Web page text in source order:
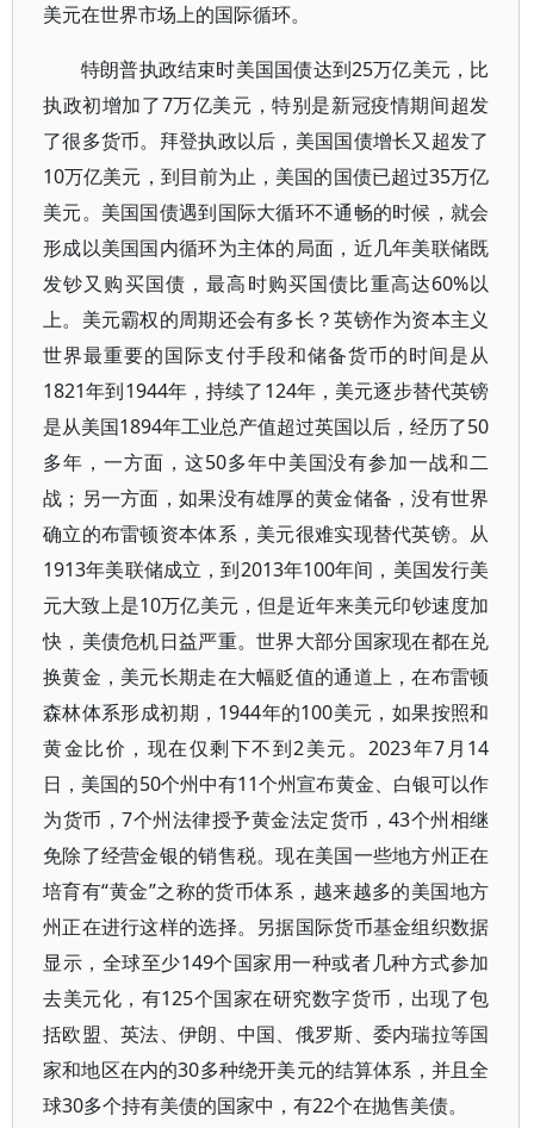
美元在世界市场上的国际循环。
特朗普执政结束时美国国债达到25万亿美元，比
执政初增加了7万亿美元，特别是新冠疫情期间超发
了很多货币。拜登执政以后，美国国债增长又超发了
10万亿美元，到目前为止，美国的国债已超过35万亿
美元。美国国债遇到国际大循环不通畅的时候，就会
形成以美国国内循环为主体的局面，近几年美联储既
发钞又购买国债，最高时购买国债比重高达60%以
上。美元霸权的周期还会有多长？英镑作为资本主义
世界最重要的国际支付手段和储备货币的时间是从
1821年到1944年，持续了124年，美元逐步替代英镑
是从美国1894年工业总产值超过英国以后，经历了50
多年，一方面，这50多年中美国没有参加一战和二
战；另一方面，如果没有雄厚的黄金储备，没有世界
确立的布雷顿资本体系，美元很难实现替代英镑。从
1913年美联储成立，到2013年100年间，美国发行美
元大致上是10万亿美元，但是近年来美元印钞速度加
快，美债危机日益严重。世界大部分国家现在都在兑
换黄金，美元长期走在大幅贬值的通道上，在布雷顿
森林体系形成初期，1944年的100美元，如果按照和
黄金比价，现在仅剩下不到2美元。2023年7月14
日，美国的50个州中有11个州宣布黄金、白银可以作
为货币，7个州法律授予黄金法定货币，43个州相继
免除了经营金银的销售税。现在美国一些地方州正在
培育有“黄金”之称的货币体系，越来越多的美国地方
州正在进行这样的选择。另据国际货币基金组织数据
显示，全球至少149个国家用一种或者几种方式参加
去美元化，有125个国家在研究数字货币，出现了包
括欧盟、英法、伊朗、中国、俄罗斯、委内瑞拉等国
家和地区在内的30多种绕开美元的结算体系，并且全
球30多个持有美债的国家中，有22个在抛售美债。